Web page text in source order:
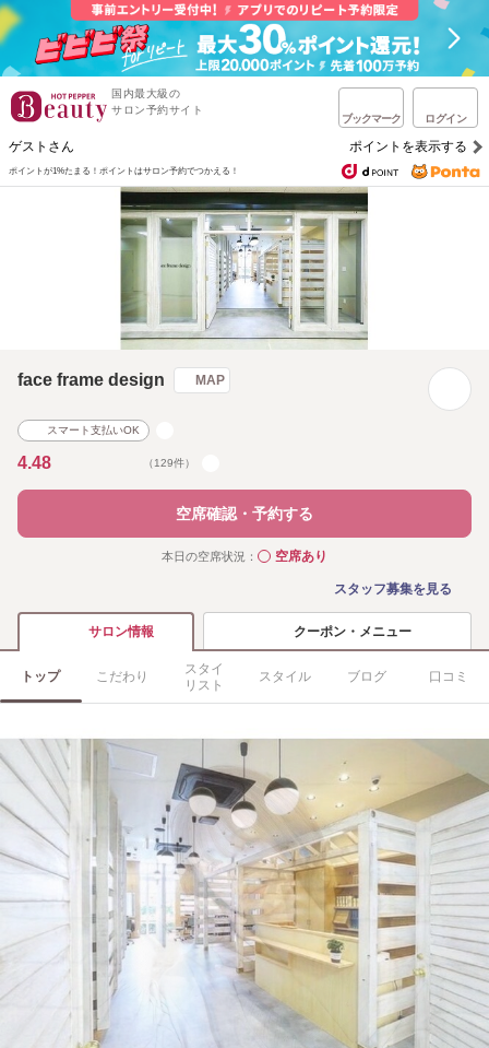
国内最大級の
サロン予約サイト
ブックマーク ログイン
ゲストさん ポイントを表示する
ポイントが1%たまる！ ポイントはサロン予約でつかえる！
face frame design MAP
スマート支払いOK
4.48 （129件）
空席確認・予約する
本日の空席状況： ◯空席あり
スタッフ募集を見る
サロン情報 クーポン・メニュー
トップ こだわり
スタイ
リスト
スタイル ブログ 口コミ